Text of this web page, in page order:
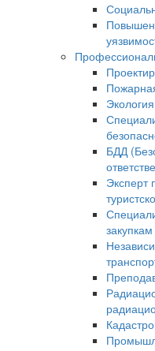
БДД
Эксперт
закупкам